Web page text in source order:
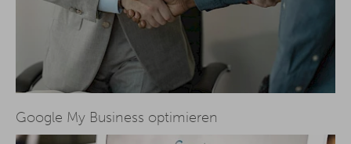
Google My Business optimieren